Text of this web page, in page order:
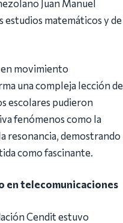
Juan Manuel
estudios matemáticos y de
en movimiento
una compleja lección de
escolares pudieron
fenómenos como la
resonancia, demostrando
como fascinante.
en telecomunicaciones
Cendit estuvo